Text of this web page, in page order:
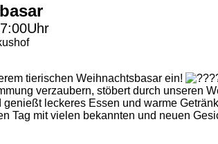
tierischen Weihnachtsbasar ein!
verzaubern, stöbert durch unseren
leckeres Essen und warme
Tag mit vielen bekannten und neuen